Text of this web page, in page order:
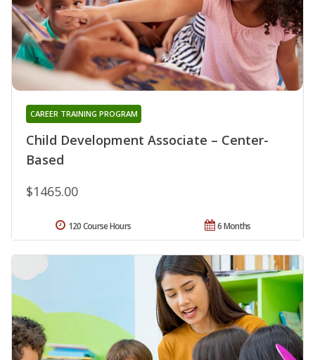
Child Development Associate – Center-
Based
CAREER TRAINING PROGRAM
$1465.00
6 Months
120 Course Hours